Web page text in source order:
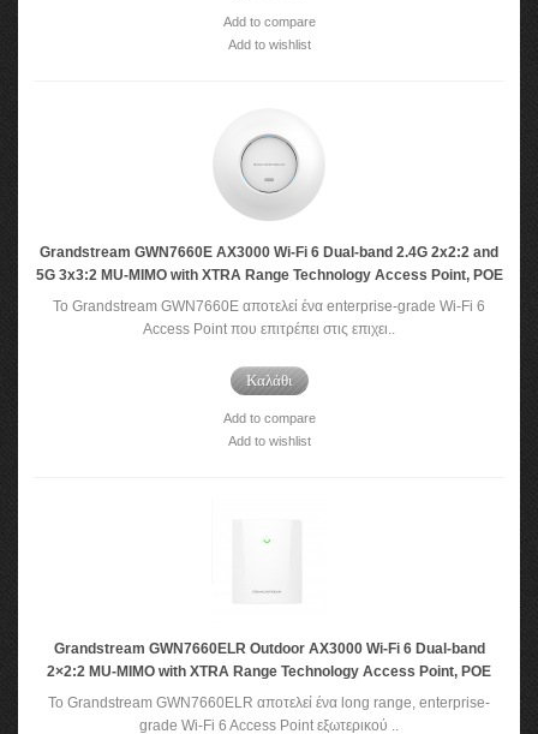
Add to compare
Add to wishlist
Grandstream GWN7660E AX3000 Wi-Fi 6 Dual-band 2.4G 2x2:2 and
5G 3x3:2 MU-MIMO with XTRA Range Technology Access Point, POE
Το Grandstream GWN7660E αποτελεί ένα enterprise-grade Wi-Fi 6
Access Point που επιτρέπει στις επιχει..
Καλάθι
Add to compare
Add to wishlist
Grandstream GWN7660ELR Outdoor AX3000 Wi-Fi 6 Dual-band
2×2:2 MU-MIMO with XTRA Range Technology Access Point, POE
Το Grandstream GWN7660ELR αποτελεί ένα long range, enterprise-
grade Wi-Fi 6 Access Point εξωτερικού ..